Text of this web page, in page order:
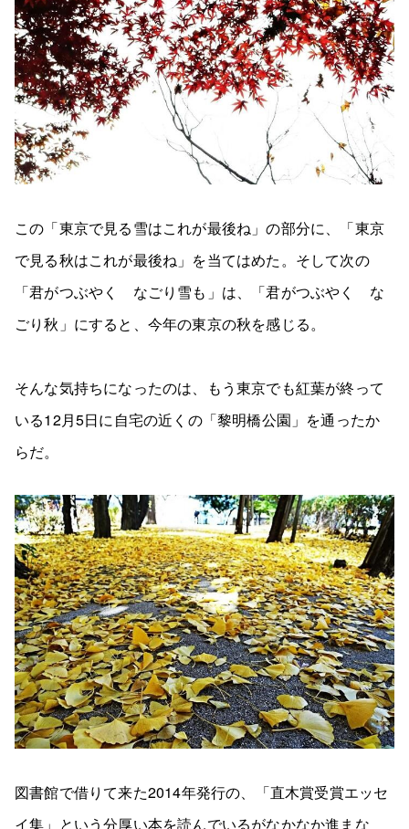
この「東京で見る雪はこれが最後ね」の部分に、「東京
で見る秋はこれが最後ね」を当てはめた。そして次の
「君がつぶやく なごり雪も」は、「君がつぶやく な
ごり秋」にすると、今年の東京の秋を感じる。
そんな気持ちになったのは、もう東京でも紅葉が終って
いる12月5日に自宅の近くの「黎明橋公園」を通ったか
らだ。
図書館で借りて来た2014年発行の、「直木賞受賞エッセ
イ集」という分厚い本を読んでいるがなかなか進まな